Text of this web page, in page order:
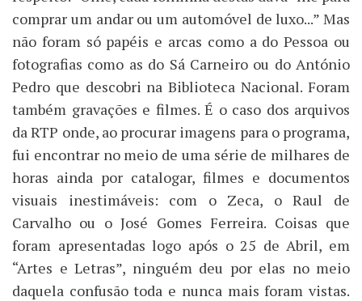
comprar um andar ou um automóvel de luxo...” Mas
não foram só papéis e arcas como a do Pessoa ou
fotografias como as do Sá Carneiro ou do António
Pedro que descobri na Biblioteca Nacional. Foram
também gravações e filmes. É o caso dos arquivos
da RTP onde, ao procurar imagens para o programa,
fui encontrar no meio de uma série de milhares de
horas ainda por catalogar, filmes e documentos
visuais inestimáveis: com o Zeca, o Raul de
Carvalho ou o José Gomes Ferreira. Coisas que
foram apresentadas logo após o 25 de Abril, em
“Artes e Letras”, ninguém deu por elas no meio
daquela confusão toda e nunca mais foram vistas.